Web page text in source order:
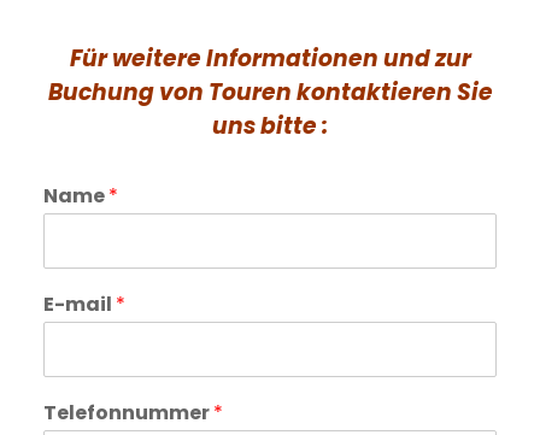
Für weitere Informationen und zur
Buchung von Touren kontaktieren Sie
uns bitte :
Name*
E-mail *
Telefonnummer*